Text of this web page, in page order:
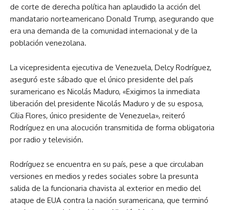
de corte de derecha política han aplaudido la acción del
mandatario norteamericano Donald Trump, asegurando que
era una demanda de la comunidad internacional y de la
población venezolana.
La vicepresidenta ejecutiva de Venezuela, Delcy Rodríguez,
aseguró este sábado que el único presidente del país
suramericano es Nicolás Maduro, «Exigimos la inmediata
liberación del presidente Nicolás Maduro y de su esposa,
Cilia Flores, único presidente de Venezuela», reiteró
Rodríguez en una alocución transmitida de forma obligatoria
por radio y televisión.
Rodríguez se encuentra en su país, pese a que circulaban
versiones en medios y redes sociales sobre la presunta
salida de la funcionaria chavista al exterior en medio del
ataque de EUA contra la nación suramericana, que terminó